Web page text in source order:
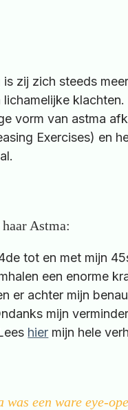
is zij zich steeds
lichamelijke
vorm van astma
Exercises) en
Astma:
tot en met mijn
een enorme
er achter mijn
mijn
hier mijn hele
was een ware eye-